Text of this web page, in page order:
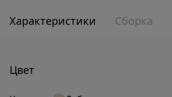
Характеристики Сборка
Цвет